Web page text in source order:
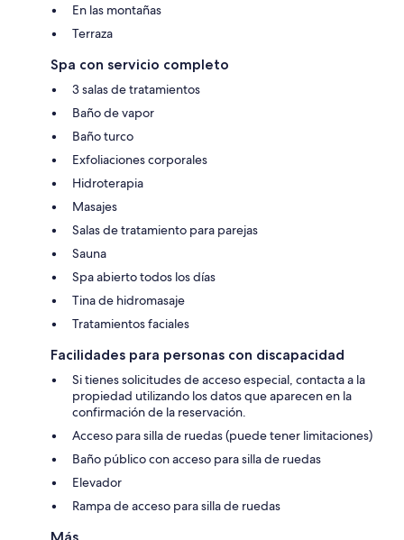
En las montañas
Terraza
Spa con servicio completo
3 salas de tratamientos
Baño de vapor
Baño turco
Exfoliaciones corporales
Hidroterapia
Masajes
Salas de tratamiento para parejas
Sauna
Spa abierto todos los días
Tina de hidromasaje
Tratamientos faciales
Facilidades para personas con discapacidad
Si tienes solicitudes de acceso especial, contacta a la
propiedad utilizando los datos que aparecen en la
confirmación de la reservación.
Acceso para silla de ruedas (puede tener limitaciones)
Baño público con acceso para silla de ruedas
Elevador
Rampa de acceso para silla de ruedas
Más